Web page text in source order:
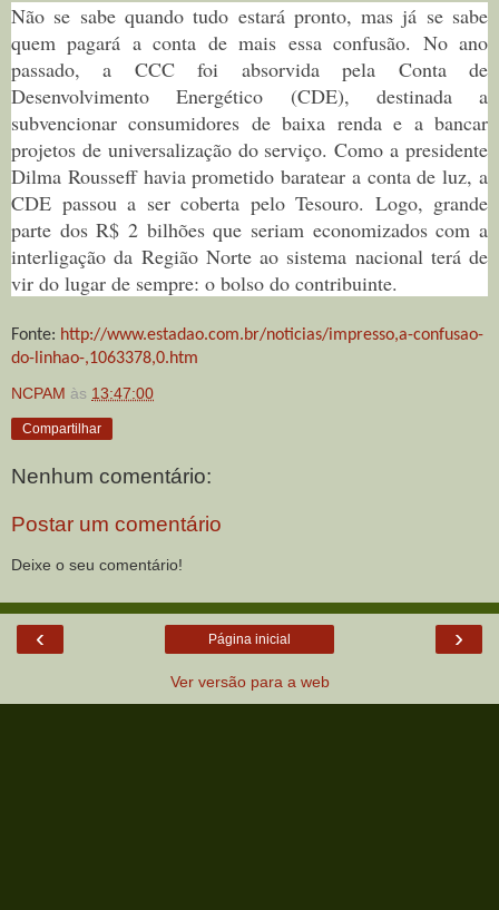
Não se sabe quando tudo estará pronto, mas já se sabe
quem pagará a conta de mais essa confusão. No ano
passado, a CCC foi absorvida pela Conta de
Desenvolvimento Energético (CDE), destinada a
subvencionar consumidores de baixa renda e a bancar
projetos de universalização do serviço. Como a presidente
Dilma Rousseff havia prometido baratear a conta de luz, a
CDE passou a ser coberta pelo Tesouro. Logo, grande
parte dos R$ 2 bilhões que seriam economizados com a
interligação da Região Norte ao sistema nacional terá de
vir do lugar de sempre: o bolso do contribuinte.
Fonte: http://www.estadao.com.br/noticias/impresso,a-confusao-
do-linhao-,1063378,0.htm
NCPAM às 13:47:00
Compartilhar
Nenhum comentário:
Postar um comentário
Deixe o seu comentário!
‹ ›
Página inicial
Ver versão para a web